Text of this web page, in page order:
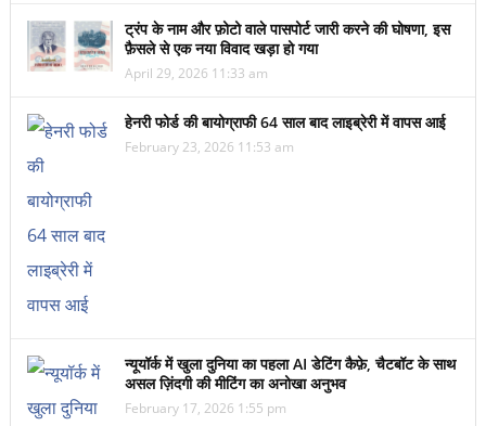
ट्रंप के नाम और फ़ोटो वाले पासपोर्ट जारी करने की घोषणा, इस
फ़ैसले से एक नया विवाद खड़ा हो गया
April 29, 2026 11:33 am
हेनरी फोर्ड की बायोग्राफी 64 साल बाद लाइब्रेरी में वापस आई
February 23, 2026 11:53 am
न्यूयॉर्क में खुला दुनिया का पहला AI डेटिंग कैफ़े, चैटबॉट के साथ
असल ज़िंदगी की मीटिंग का अनोखा अनुभव
February 17, 2026 1:55 pm